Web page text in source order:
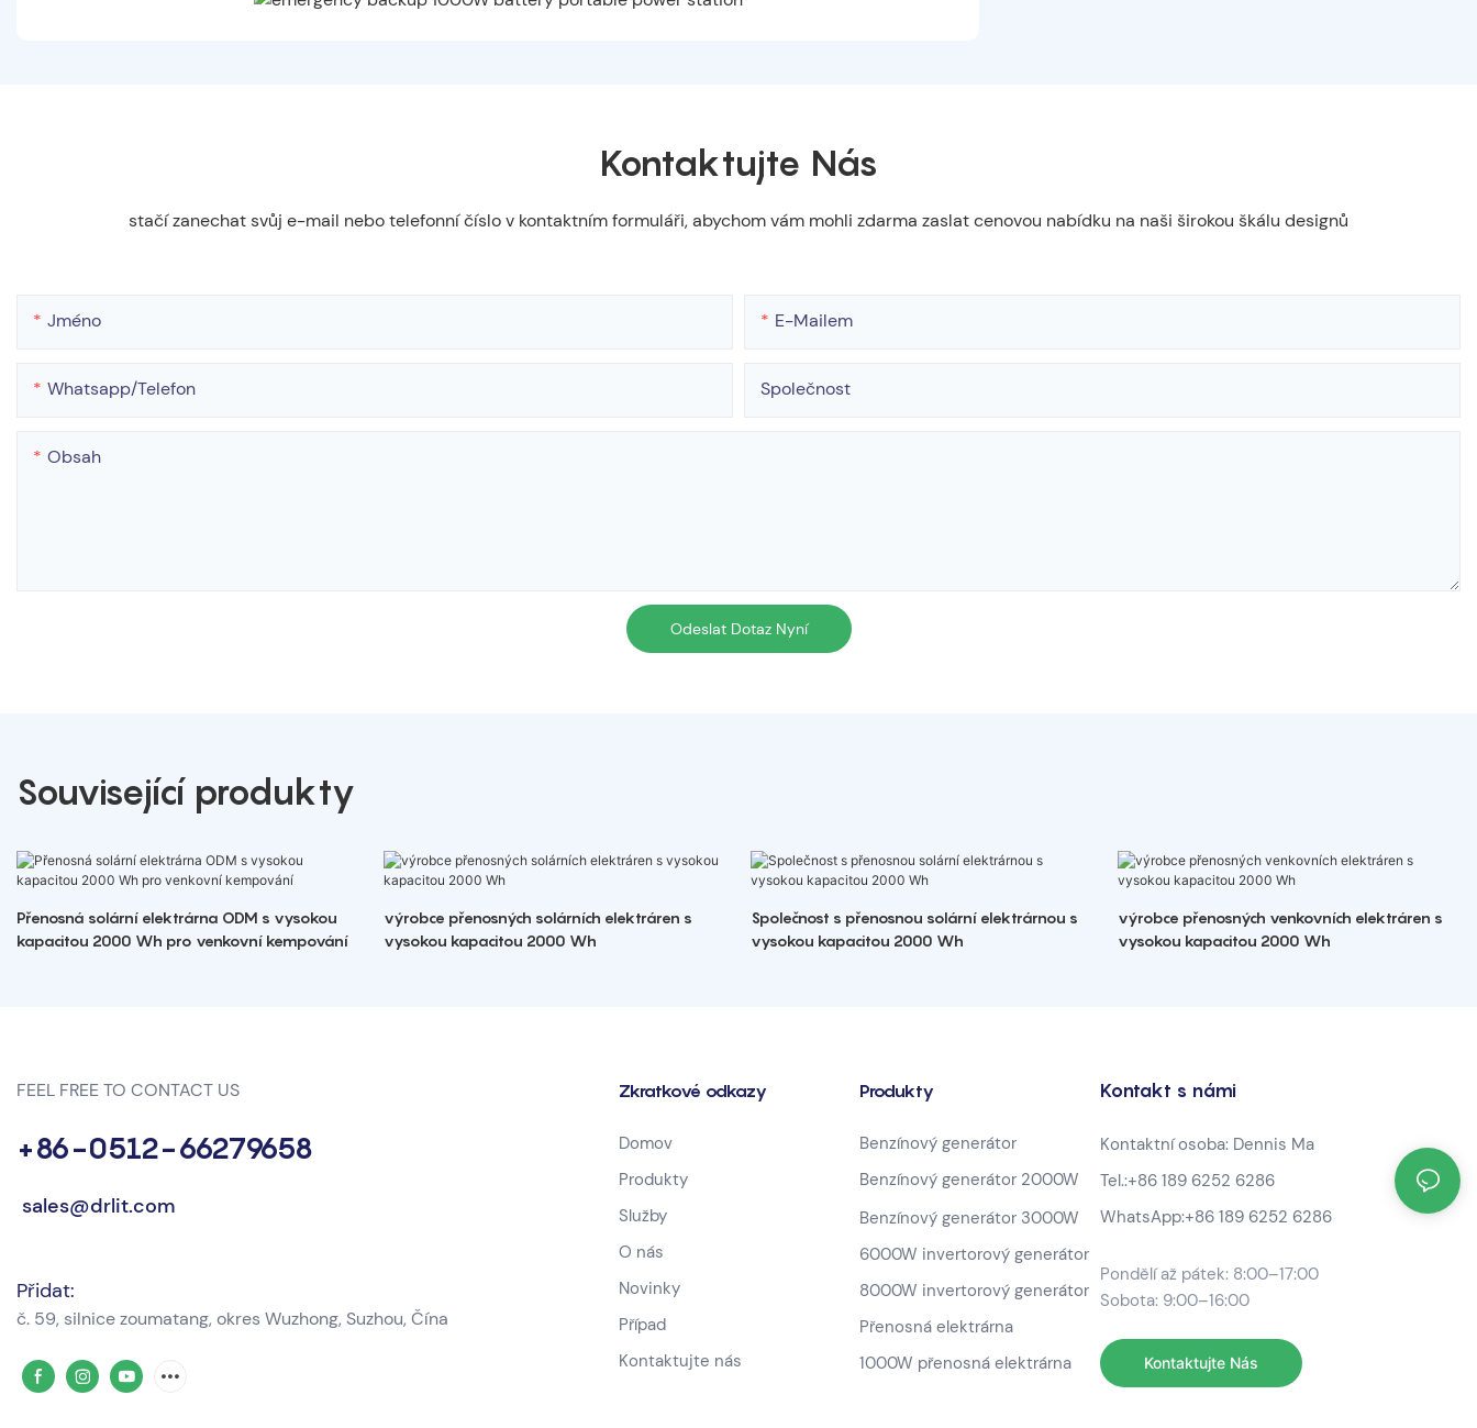
Kontaktujte Nás
stačí zanechat svůj e-mail nebo telefonní číslo v kontaktním formuláři, abychom vám mohli zdarma zaslat cenovou nabídku na naši širokou škálu designů
Jméno E-Mailem
Whatsapp/telefon Společnost
Obsah
Odeslat Dotaz Nyní
Související produkty
Přenosná solární elektrárna ODM s vysokou
kapacitou 2000 Wh pro venkovní kempování
výrobce přenosných solárních elektráren s
vysokou kapacitou 2000 Wh
Společnost s přenosnou solární elektrárnou s
vysokou kapacitou 2000 Wh
výrobce přenosných venkovních elektráren s
vysokou kapacitou 2000 Wh
FEEL FREE TO CONTACT US
+86-0512-66279658
sales@drlit.com
Přidat:
č. 59, silnice zoumatang, okres Wuzhong, Suzhou, Čína
Zkratkové odkazy
Domov
Produkty
Služby
O nás
Novinky
Případ
Kontaktujte nás
Produkty
Benzínový generátor
Benzínový generátor 2000W
Benzínový generátor 3000W
6000W invertorový generátor
8000W invertorový generátor
Přenosná elektrárna
1000W přenosná elektrárna
Kontakt s námi
Kontaktní osoba: Dennis Ma
Tel.:+86 189 6252 6286
WhatsApp:+86 189 6252 6286
Pondělí až pátek: 8:00–17:00
Sobota: 9:00–16:00
Kontaktujte Nás